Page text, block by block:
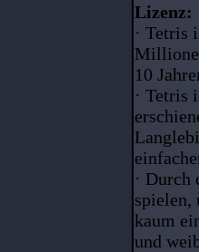
Lizenz:
· Tetris
10
· Tetris
· Durch
spielen,
kaum
und